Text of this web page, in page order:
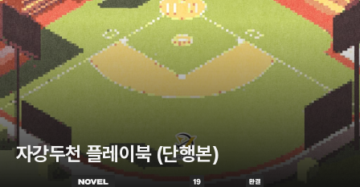
자강두천 플레이북 (단행본)